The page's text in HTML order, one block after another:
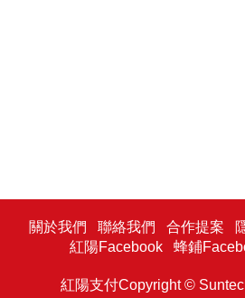
關於我們 聯絡我們 合作提案
紅陽Facebook
蜂鋪
紅陽支付Copyright ©